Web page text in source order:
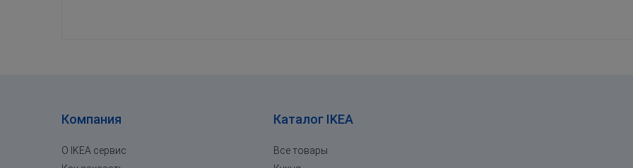
Компания
О IKEA сервис
Каталог IKEA
Все товары